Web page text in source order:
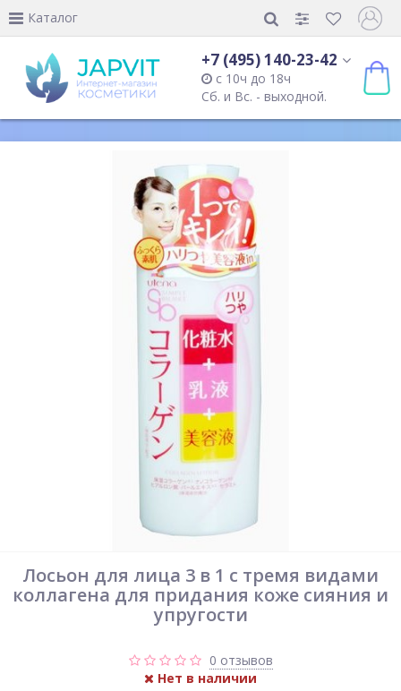
Каталог
+7 (495) 140-23-42
с 10ч до 18ч
Сб. и Вс. - выходной.
Лосьон для лица 3 в 1 с тремя видами
коллагена для придания коже сияния и
упругости
0 отзывов
Нет в наличии